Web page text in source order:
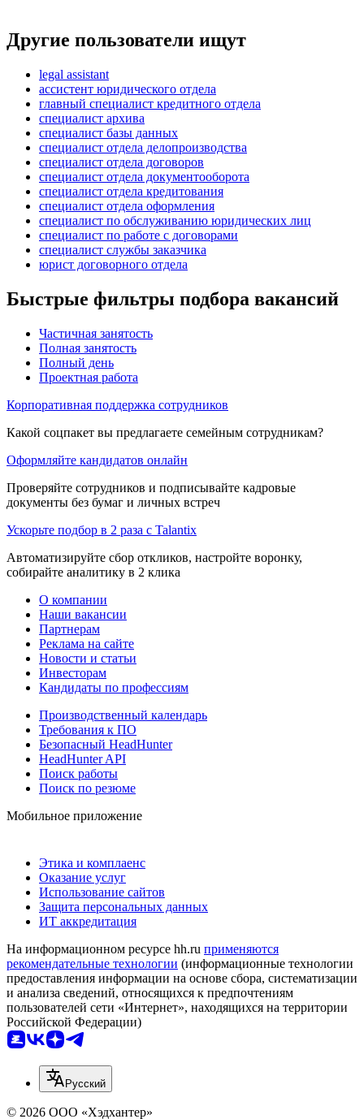
Другие пользователи ищут
legal assistant
ассистент юридического отдела
главный специалист кредитного отдела
специалист архива
специалист базы данных
специалист отдела делопроизводства
специалист отдела договоров
специалист отдела документооборота
специалист отдела кредитования
специалист отдела оформления
специалист по обслуживанию юридических лиц
специалист по работе с договорами
специалист службы заказчика
юрист договорного отдела
Быстрые фильтры подбора вакансий
Частичная занятость
Полная занятость
Полный день
Проектная работа
Корпоративная поддержка сотрудников
Какой соцпакет вы предлагаете семейным сотрудникам?
Оформляйте кандидатов онлайн
Проверяйте сотрудников и подписывайте кадровые
документы без бумаг и личных встреч
Ускорьте подбор в 2 раза с Talantix
Автоматизируйте сбор откликов, настройте воронку,
собирайте аналитику в 2 клика
О компании
Наши вакансии
Партнерам
Реклама на сайте
Новости и статьи
Инвесторам
Кандидаты по профессиям
Производственный календарь
Требования к ПО
Безопасный HeadHunter
HeadHunter API
Поиск работы
Поиск по резюме
Мобильное приложение
Этика и комплаенс
Оказание услуг
Использование сайтов
Защита персональных данных
ИТ аккредитация
На информационном ресурсе hh.ru применяются
рекомендательные технологии (информационные технологии
предоставления информации на основе сбора, систематизации
и анализа сведений, относящихся к предпочтениям
пользователей сети «Интернет», находящихся на территории
Российской Федерации)
Русский
© 2026 ООО «Хэдхантер»